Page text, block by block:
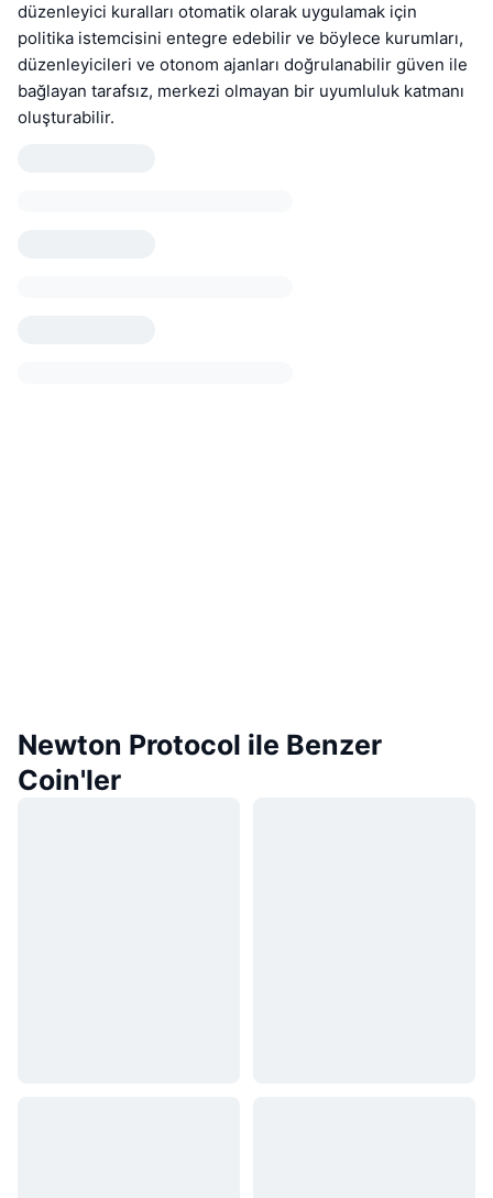
düzenleyici kuralları otomatik olarak uygulamak için
politika istemcisini entegre edebilir ve böylece kurumları,
düzenleyicileri ve otonom ajanları doğrulanabilir güven ile
bağlayan tarafsız, merkezi olmayan bir uyumluluk katmanı
oluşturabilir.
Newton Protocol ile Benzer
Coin'ler